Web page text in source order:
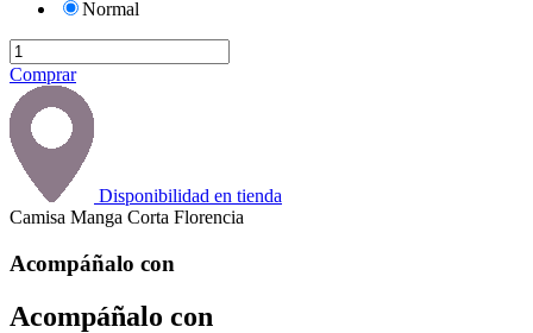
Normal
Comprar
Disponibilidad en tienda
Camisa Manga Corta Florencia
Acompáñalo con
Acompáñalo con